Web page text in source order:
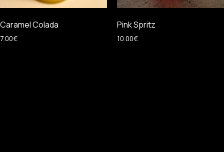
Caramel Colada
7.00€
Pink Spritz
10.00€